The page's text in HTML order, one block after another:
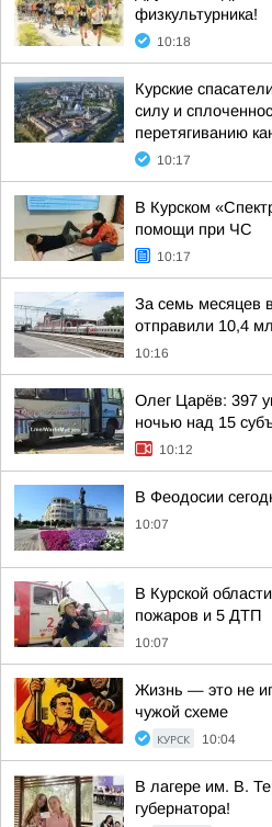
физкультурника!
10:18
Курские
силу и
перетягиванию
10:17
В Курском
помощи при ЧС
10:17
За семь месяцев
отправили 10,4
10:16
Олег Царёв: 397
ночью над 15
10:12
В Феодосии
10:07
В Курской
пожаров и 5 ДТП
10:07
Жизнь — это не
чужой схеме
КУРСК 10:04
В лагере им. В.
губернатора!